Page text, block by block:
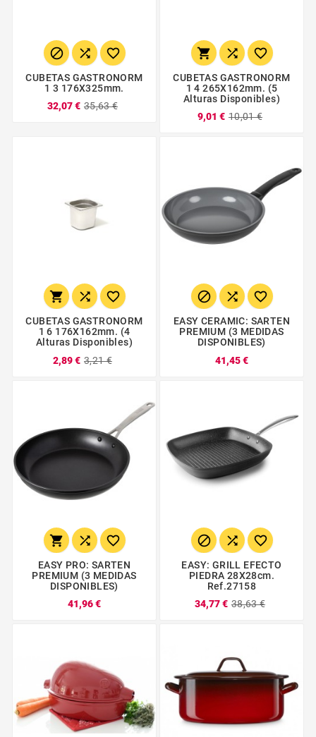
  
CUBETAS GASTRONORM
1 3 176X325mm.
32,07 € 35,63 €
  
CUBETAS GASTRONORM
1 4 265X162mm. (5
Alturas Disponibles)
9,01 € 10,01 €
  
CUBETAS GASTRONORM
1 6 176X162mm. (4
Alturas Disponibles)
2,89 € 3,21 €
  
EASY CERAMIC: SARTEN
PREMIUM (3 MEDIDAS
DISPONIBLES)
41,45 €
  
EASY PRO: SARTEN
PREMIUM (3 MEDIDAS
DISPONIBLES)
41,96 €
  
EASY: GRILL EFECTO
PIEDRA 28X28cm.
Ref.27158
34,77 € 38,63 €